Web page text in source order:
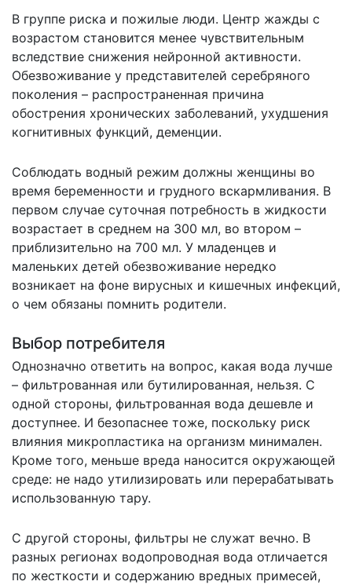
В группе риска и пожилые люди. Центр жажды с
возрастом становится менее чувствительным
вследствие снижения нейронной активности.
Обезвоживание у представителей серебряного
поколения – распространенная причина
обострения хронических заболеваний, ухудшения
когнитивных функций, деменции.
Соблюдать водный режим должны женщины во
время беременности и грудного вскармливания. В
первом случае суточная потребность в жидкости
возрастает в среднем на 300 мл, во втором –
приблизительно на 700 мл. У младенцев и
маленьких детей обезвоживание нередко
возникает на фоне вирусных и кишечных инфекций,
о чем обязаны помнить родители.
Выбор потребителя
Однозначно ответить на вопрос, какая вода лучше
– фильтрованная или бутилированная, нельзя. С
одной стороны, фильтрованная вода дешевле и
доступнее. И безопаснее тоже, поскольку риск
влияния микропластика на организм минимален.
Кроме того, меньше вреда наносится окружающей
среде: не надо утилизировать или перерабатывать
использованную тару.
С другой стороны, фильтры не служат вечно. В
разных регионах водопроводная вода отличается
по жесткости и содержанию вредных примесей,